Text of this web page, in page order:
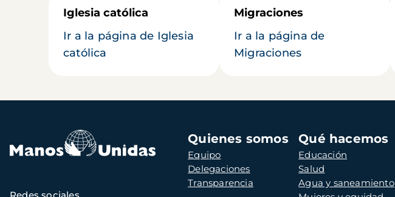
Iglesia católica
Ir a la página de Iglesia
católica
Migraciones
Ir a la página de
Migraciones
Navegación
principal
Quienes somos
Equipo
Delegaciones
Transparencia
Qué hacemos
Educación
Salud
Agua y saneamiento